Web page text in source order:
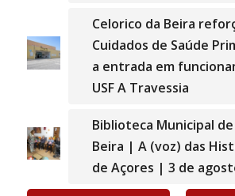
Celorico da Beira
Cuidados de Saúde
a entrada em
USF A Travessia
Biblioteca Municipal
Beira | A (voz) das
de Açores | 3 de